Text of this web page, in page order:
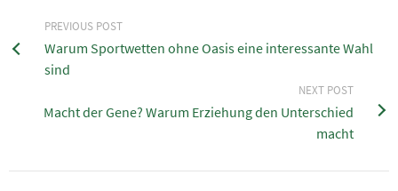
PREVIOUS POST
Warum Sportwetten ohne Oasis eine interessante Wahl
sind
NEXT POST
Macht der Gene? Warum Erziehung den Unterschied
macht